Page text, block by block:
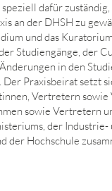
speziell dafür
an der DHSH zu
und das
Studiengänge, der
in den
Praxisbeirat setzt
Vertretern
sowie Vertretern
der Industrie-
der Hochschule